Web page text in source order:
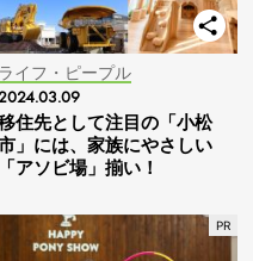
ライフ・ピープル
住先として注目の「小松
」には、家族にやさしい
「アソビ場」揃い！